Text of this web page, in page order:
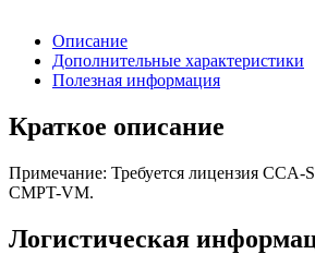
Описание
Дополнительные характеристики
Полезная информация
Краткое описание
Примечание: Требуется лицензия
CMPT-VM.
Логистическая